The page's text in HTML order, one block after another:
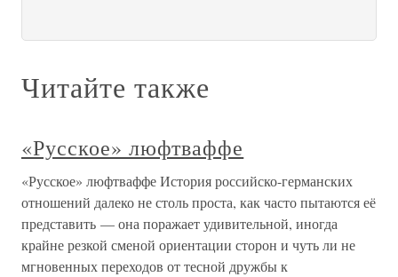
Читайте также
«Русское» люфтваффе
«Русское» люфтваффе История российско-германских
отношений далеко не столь проста, как часто пытаются её
представить — она поражает удивительной, иногда
крайне резкой сменой ориентации сторон и чуть ли не
мгновенных переходов от тесной дружбы к